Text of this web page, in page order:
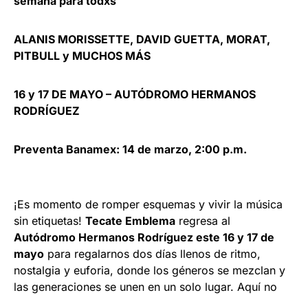
ALANIS MORISSETTE, DAVID GUETTA, MORAT,
PITBULL y MUCHOS MÁS
16 y 17 DE MAYO – AUTÓDROMO HERMANOS
RODRÍGUEZ
Preventa Banamex: 14 de marzo, 2:00 p.m.
¡Es momento de romper esquemas y vivir la música
sin etiquetas! Tecate Emblema regresa al
Autódromo Hermanos Rodríguez este 16 y 17 de
mayo para regalarnos dos días llenos de ritmo,
nostalgia y euforia, donde los géneros se mezclan y
las generaciones se unen en un solo lugar. Aquí no